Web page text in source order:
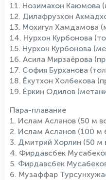
11. Нозимахон Каюмова
12. Дилафрузхон
13. Мохигул Хамдамова
14. Нурхон Курбонова
15. Нурхон Курбонова
16. Асила Мирзаёрова
17. София Бурханова
18. Ёкутхон Холбекова
19. Ёркин Одилов
Пара-плавание
1. Ислам Асланов (50 м
2. Ислам Асланов (100 м
3. Дмитрий Хорлин (50 м
4. Фирдавсбек
5. Фирдавсбек
6. Музаффар